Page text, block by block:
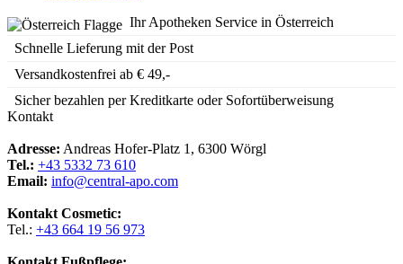
Ihr Apotheken Service in Österreich
Schnelle Lieferung mit der Post
Versandkostenfrei ab € 49,-
Sicher bezahlen per Kreditkarte oder Sofortüberweisung
Kontakt
Adresse: Andreas Hofer-Platz 1, 6300 Wörgl
Tel.: +43 5332 73 610
Email: info@central-apo.com
Kontakt Cosmetic:
Tel.: +43 664 19 56 973